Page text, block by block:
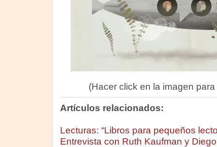
(Hacer click en la imagen
Artículos relacionados:
Lecturas: “Libros para pequeños
Entrevista con Ruth Kaufman y